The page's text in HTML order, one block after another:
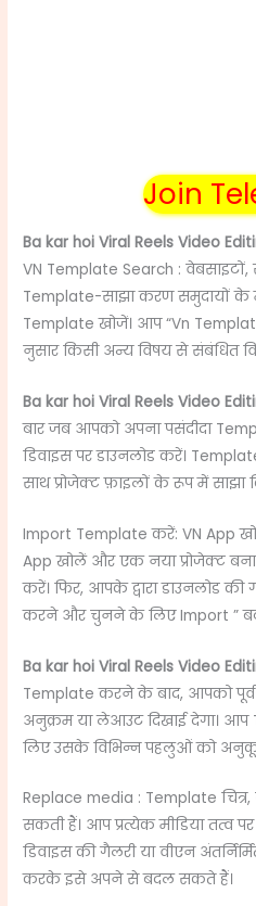
Join
Ba kar hoi Viral Reels Video
VN Template Search : वेबसाइटों,
Template-साझा करण समुदायों
Template खोजें। आप “Vn
नुसार किसी अन्य विषय से संबंधित
Ba kar hoi Viral Reels Video
बार जब आपको अपना पसंदीदा
डिवाइस पर डाउनलोड करें।
साथ प्रोजेक्ट फ़ाइलों के रूप में साझा
Import Template करें: VN App
App खोलें और एक नया प्रोजेक्ट
करें। फिर, आपके द्वारा डाउनलोड
करने और चुनने के लिए Import ”
Ba kar hoi Viral Reels Video
Template करने के बाद, आपको पूर्व-
अनुक्रम या लेआउट दिखाई देगा।
लिए उसके विभिन्न पहलुओं को
Replace media : Template चित्र,
सकती हैं। आप प्रत्येक मीडिया
डिवाइस की गैलरी या वीएन
करके इसे अपने से बदल सकते हैं।